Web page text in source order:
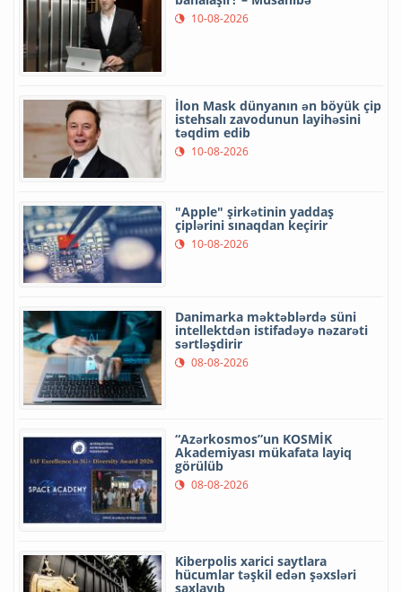
10-08-2026
İlon Mask dünyanın ən böyük çip
istehsalı zavodunun layihəsini
təqdim edib
10-08-2026
"Apple" şirkətinin yaddaş
çiplərini sınaqdan keçirir
10-08-2026
Danimarka məktəblərdə süni
intellektdən istifadəyə nəzarəti
sərtləşdirir
08-08-2026
“Azərkosmos”un KOSMİK
Akademiyası mükafata layiq
görülüb
08-08-2026
Kiberpolis xarici saytlara
hücumlar təşkil edən şəxsləri
saxlayıb